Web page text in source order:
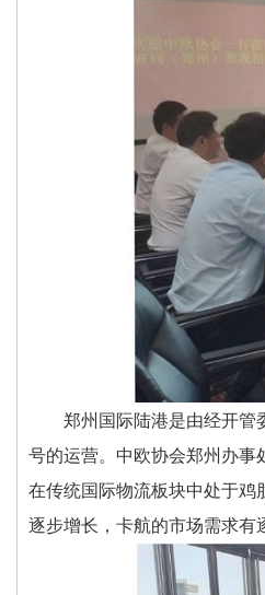
郑州国际陆港是由经开管
号的运营。中欧协会郑州办
在传统国际物流板块中处于鸡
逐步增长，卡航的市场需求有